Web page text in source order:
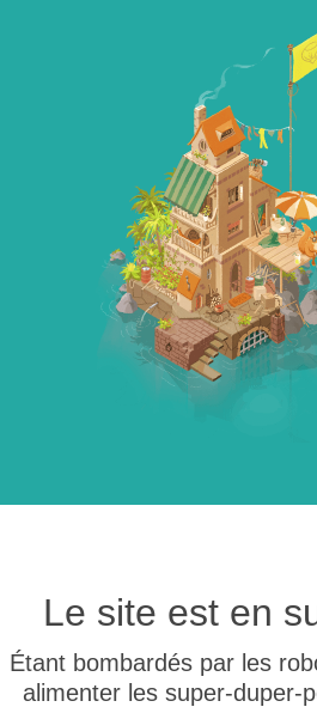
Le site est en
Étant bombardés par les
alimenter les super-duper-